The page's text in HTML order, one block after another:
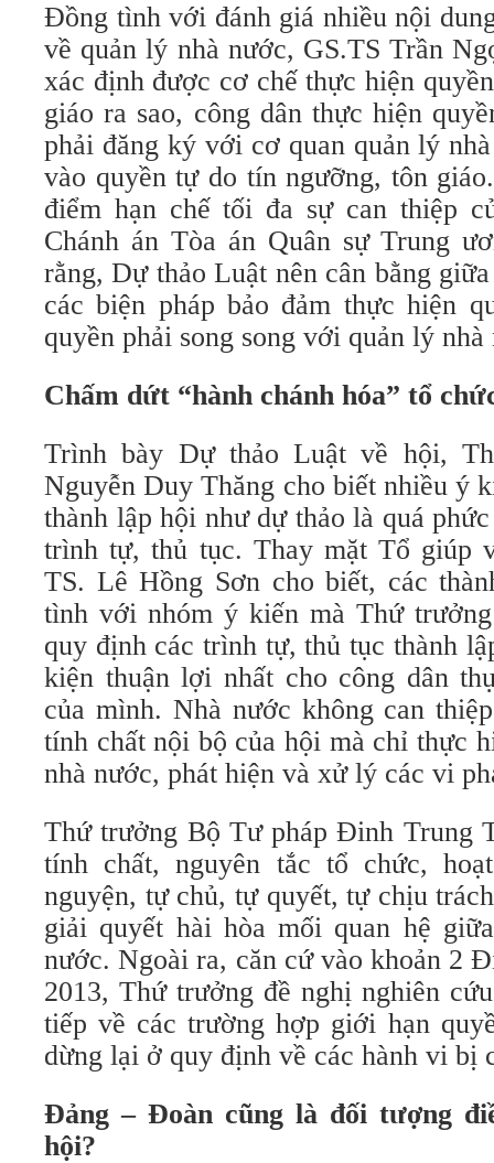
Đồng tình với đánh giá nhiều nội
về quản lý nhà nước, GS.TS Trần
xác định được cơ chế thực hiện
giáo ra sao, công dân thực hiện
phải đăng ký với cơ quan quản lý
vào quyền tự do tín ngưỡng, tôn
điểm hạn chế tối đa sự can thiệp
Chánh án Tòa án Quân sự Trung
rằng, Dự thảo Luật nên cân bằng
các biện pháp bảo đảm thực hiện
quyền phải song song với quản lý nhà
Chấm dứt “hành chánh hóa” tổ
Trình bày Dự thảo Luật về hội,
Nguyễn Duy Thăng cho biết nhiều ý
thành lập hội như dự thảo là quá
trình tự, thủ tục. Thay mặt Tổ giúp
TS. Lê Hồng Sơn cho biết, các
tình với nhóm ý kiến mà Thứ
quy định các trình tự, thủ tục thành
kiện thuận lợi nhất cho công dân
của mình. Nhà nước không can
tính chất nội bộ của hội mà chỉ thực
nhà nước, phát hiện và xử lý các vi
Thứ trưởng Bộ Tư pháp Đinh Trung
tính chất, nguyên tắc tổ chức,
nguyện, tự chủ, tự quyết, tự chịu
giải quyết hài hòa mối quan hệ
nước. Ngoài ra, căn cứ vào khoản 2
2013, Thứ trưởng đề nghị nghiên
tiếp về các trường hợp giới hạn
dừng lại ở quy định về các hành vi bị
Đảng – Đoàn cũng là đối tượng
hội?